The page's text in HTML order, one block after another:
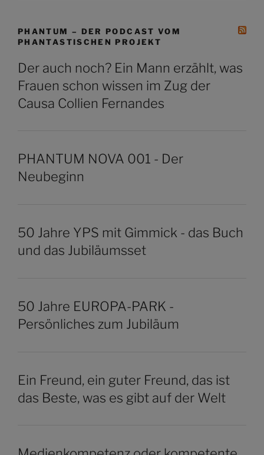
PHANTUM – DER PODCAST VOM
PHANTASTISCHEN PROJEKT
Der auch noch? Ein Mann erzählt, was
Frauen schon wissen im Zug der
Causa Collien Fernandes
PHANTUM NOVA 001 - Der
Neubeginn
50 Jahre YPS mit Gimmick - das Buch
und das Jubiläumsset
50 Jahre EUROPA-PARK -
Persönliches zum Jubiläum
Ein Freund, ein guter Freund, das ist
das Beste, was es gibt auf der Welt